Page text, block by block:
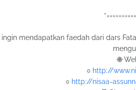
mendapatkan faedah dari dars
🌐
○ http://
○ http://nisaa-